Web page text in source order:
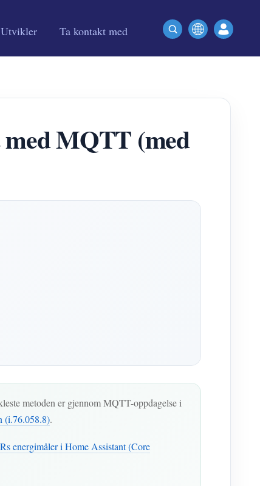
Utvikler Ta kontakt med
MQTT (med
metoden er gjennom MQTT-oppdagelse i
(i.76.058.8).
energimåler i Home Assistant (Core